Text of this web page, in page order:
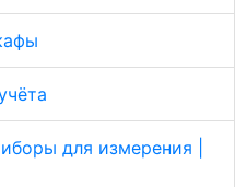
для измерения |